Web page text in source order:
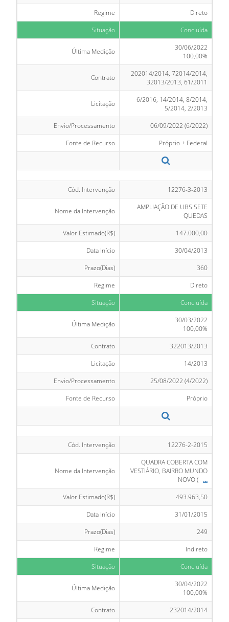
Regime
Direto
Situação
Concluída
Última Medição
30/06/2022
100,00%
Contrato
202014/2014, 72014/2014,
32013/2013, 61/2011
Licitação
6/2016, 14/2014, 8/2014,
5/2014, 2/2013
Envio/Processamento
06/09/2022 (6/2022)
Fonte de Recurso
Próprio + Federal
Cód. Intervenção 12276-3-2013
Nome da Intervenção
AMPLIAÇÃO DE UBS SETE
QUEDAS
Valor Estimado(R$)
147.000,00
Data Início
30/04/2013
Prazo(Dias)
360
Regime
Direto
Situação
Concluída
Última Medição
30/03/2022
100,00%
Contrato
322013/2013
Licitação
14/2013
Envio/Processamento
25/08/2022 (4/2022)
Fonte de Recurso
Próprio
Cód. Intervenção 12276-2-2015
Nome da Intervenção
QUADRA COBERTA COM
VESTIÁRIO, BAIRRO MUNDO
NOVO ( ...
Valor Estimado(R$)
493.963,50
Data Início
31/01/2015
Prazo(Dias)
249
Regime
Indireto
Situação
Concluída
Última Medição
30/04/2022
100,00%
Contrato
232014/2014